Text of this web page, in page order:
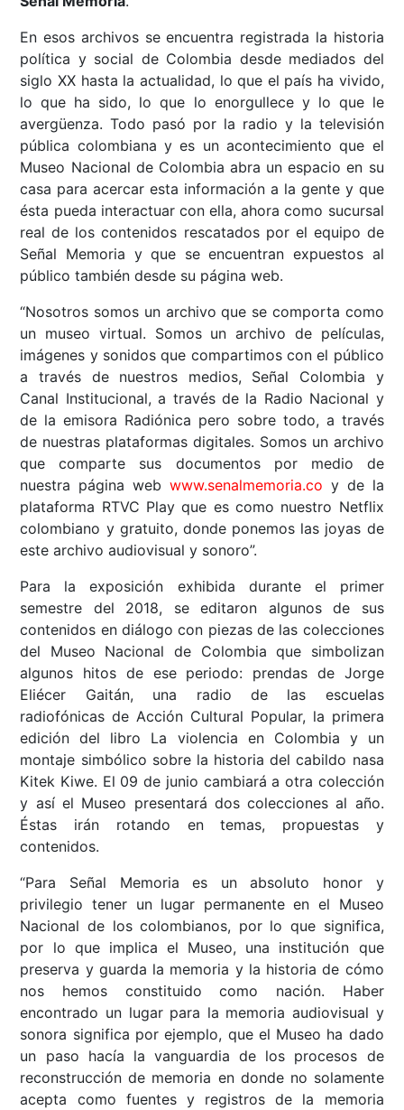
En esos archivos se encuentra registrada la historia
política y social de Colombia desde mediados del
siglo XX hasta la actualidad, lo que el país ha vivido,
lo que ha sido, lo que lo enorgullece y lo que le
avergüenza. Todo pasó por la radio y la televisión
pública colombiana y es un acontecimiento que el
Museo Nacional de Colombia abra un espacio en su
casa para acercar esta información a la gente y que
ésta pueda interactuar con ella, ahora como sucursal
real de los contenidos rescatados por el equipo de
Señal Memoria y que se encuentran expuestos al
público también desde su página web.
“Nosotros somos un archivo que se comporta como
un museo virtual. Somos un archivo de películas,
imágenes y sonidos que compartimos con el público
a través de nuestros medios, Señal Colombia y
Canal Institucional, a través de la Radio Nacional y
de la emisora Radiónica pero sobre todo, a través
de nuestras plataformas digitales. Somos un archivo
que comparte sus documentos por medio de
nuestra página web www.senalmemoria.co y de la
plataforma RTVC Play que es como nuestro Netflix
colombiano y gratuito, donde ponemos las joyas de
este archivo audiovisual y sonoro”.
Para la exposición exhibida durante el primer
semestre del 2018, se editaron algunos de sus
contenidos en diálogo con piezas de las colecciones
del Museo Nacional de Colombia que simbolizan
algunos hitos de ese periodo: prendas de Jorge
Eliécer Gaitán, una radio de las escuelas
radiofónicas de Acción Cultural Popular, la primera
edición del libro La violencia en Colombia y un
montaje simbólico sobre la historia del cabildo nasa
Kitek Kiwe. El 09 de junio cambiará a otra colección
y así el Museo presentará dos colecciones al año.
Éstas irán rotando en temas, propuestas y
contenidos.
“Para Señal Memoria es un absoluto honor y
privilegio tener un lugar permanente en el Museo
Nacional de los colombianos, por lo que significa,
por lo que implica el Museo, una institución que
preserva y guarda la memoria y la historia de cómo
nos hemos constituido como nación. Haber
encontrado un lugar para la memoria audiovisual y
sonora significa por ejemplo, que el Museo ha dado
un paso hacía la vanguardia de los procesos de
reconstrucción de memoria en donde no solamente
acepta como fuentes y registros de la memoria